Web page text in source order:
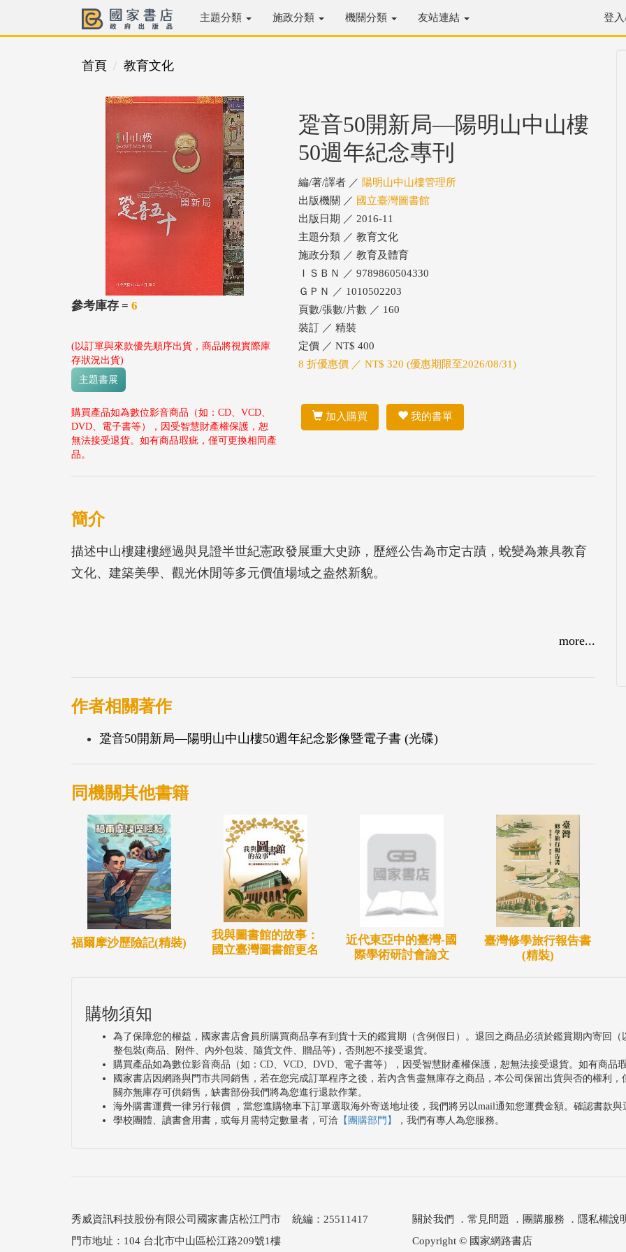
主題分類 施政分類 機關分類 友站連結 登
首頁 教育文化
參考庫存 = 6
(以訂單與來款優先順序出貨，商品將視實際庫
存狀況出貨)
主題書展
購買產品如為數位影音商品（如：CD、VCD、
DVD、電子書等），因受智慧財產權保護，恕
無法接受退貨。如有商品瑕疵，僅可更換相同產
品。
跫音50開新局—陽明山中山樓
50週年紀念專刊
編/著/譯者 ／ 陽明山中山樓管理所
出版機關 ／ 國立臺灣圖書館
出版日期 ／ 2016-11
主題分類 ／ 教育文化
施政分類 ／ 教育及體育
ＩＳＢＮ ／ 9789860504330
ＧＰＮ ／ 1010502203
頁數/張數/片數 ／ 160
裝訂 ／ 精裝
定價 ／ NT$ 400
8 折優惠價 ／ NT$ 320 (優惠期限至2026/08/31)
加入購買 我的書單
簡介
描述中山樓建樓經過與見證半世紀憲政發展重大史跡，歷經公告為市定古蹟，蛻變為兼具教育
文化、建築美學、觀光休閒等多元價值場域之盎然新貌。
more...
作者相關著作
跫音50開新局—陽明山中山樓50週年紀念影像暨電子書 (光碟)
同機關其他書籍
福爾摩沙歷險記(精裝)
我與圖書館的故事：
國立臺灣圖書館更名
近代東亞中的臺灣-國
際學術研討會論文
臺灣修學旅行報告書
(精裝)
購物須知
為了保障您的權益，國家書店會員所購買商品享有到貨十天的鑑賞期（含例假日）。退回之商品必須於鑑賞期內寄回
整包裝(商品、附件、內外包裝、隨貨文件、贈品等)，否則恕不接受退貨。
購買產品如為數位影音商品（如：CD、VCD、DVD、電子書等），因受智慧財產權保護，恕無法接受退貨。如有商品
國家書店因網路與門市共同銷售，若在您完成訂單程序之後，若內含售盡無庫存之商品，本公司保留出貨與否的權利
關亦無庫存可供銷售，缺書部份我們將為您進行退款作業。
海外購書運費一律另行報價 ，當您進購物車下訂單選取海外寄送地址後，我們將另以mail通知您運費金額。確認書款
學校團體、讀書會用書，或每月需特定數量者，可洽 【團購部門】 ，我們有專人為您服務。
秀威資訊科技股份有限公司國家書店松江門市 統編：25511417
門市地址：104 台北市中山區松江路209號1樓
關於我們 ． 常見問題 ． 團購服務 ． 隱私權說
Copyright © 國家網路書店